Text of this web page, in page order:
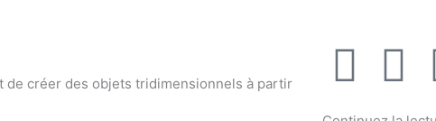
de créer des objets tridimensionnels à partir
F
T